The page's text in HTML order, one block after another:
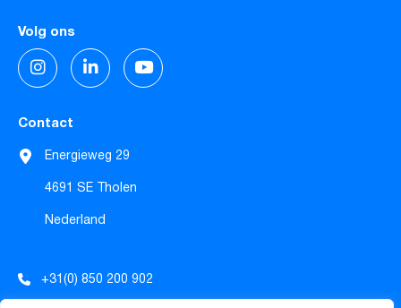
Volg ons
Contact
Energieweg 29
4691 SE Tholen
Nederland
+31(0) 850 200 902